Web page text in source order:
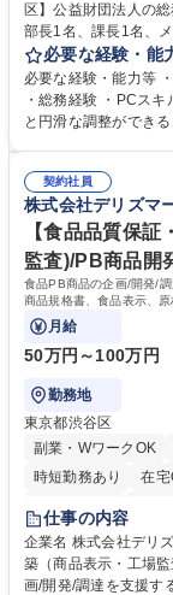
区】公益財団法人の総務人事業
部長1名、課長1名、
当者として業務を覚
ジションとして活躍いただく
プの業務内容】 ・人
怠管理 ・官公庁への
管理 ・福利厚生関連
業務全般 募集職種 【東京／文京区】公益財団法人の総務人事業務／年間
休日125日
必要な経験・能
必要な経験・能力等
・総務経験 ・PCス
と円滑な調整ができるコ
契約社員
株式会社デリズマ
【食品品質保
監査)/PB商品開
食品PB商品の企画/開発/
商品規格書、食品表示、
品質基準整備から発売後
月給
50万円～100万円
勤務地
東京都渋谷区
副業・WワークOK
時短勤務あり
在宅
駅近5分以内
仕事の内容
企業名 株式会社デリズマート 求人名 【食品品質保証・
築（商品表示・工場監査）/PB商品
画/開発/調達を支援す